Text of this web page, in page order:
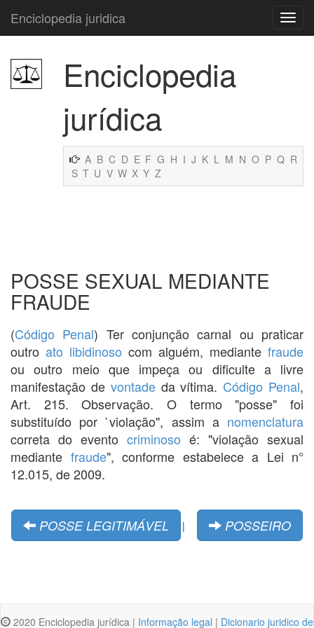
Enciclopedia juridica
Enciclopedia
jurídica
A B C D E F G H I J K L M N O P Q R
S T U V W X Y Z
POSSE SEXUAL MEDIANTE
FRAUDE
(Código Penal) Ter conjunção carnal ou praticar
outro ato libidinoso com alguém, mediante fraude
ou outro meio que impeça ou dificulte a livre
manifestação de vontadeda vítima. Código Penal,
Art. 215. Observação. O termo "posse" foi
substituído por `violação", assim a nomenclatura
correta do evento criminoso é: "violação sexual
mediante fraude", conforme estabelece a Lei n°
12.015, de 2009.
POSSE LEGITIMÁVEL | POSSEIRO
2020 Enciclopedia jurídica | Informação legal | Dicionario juridico de